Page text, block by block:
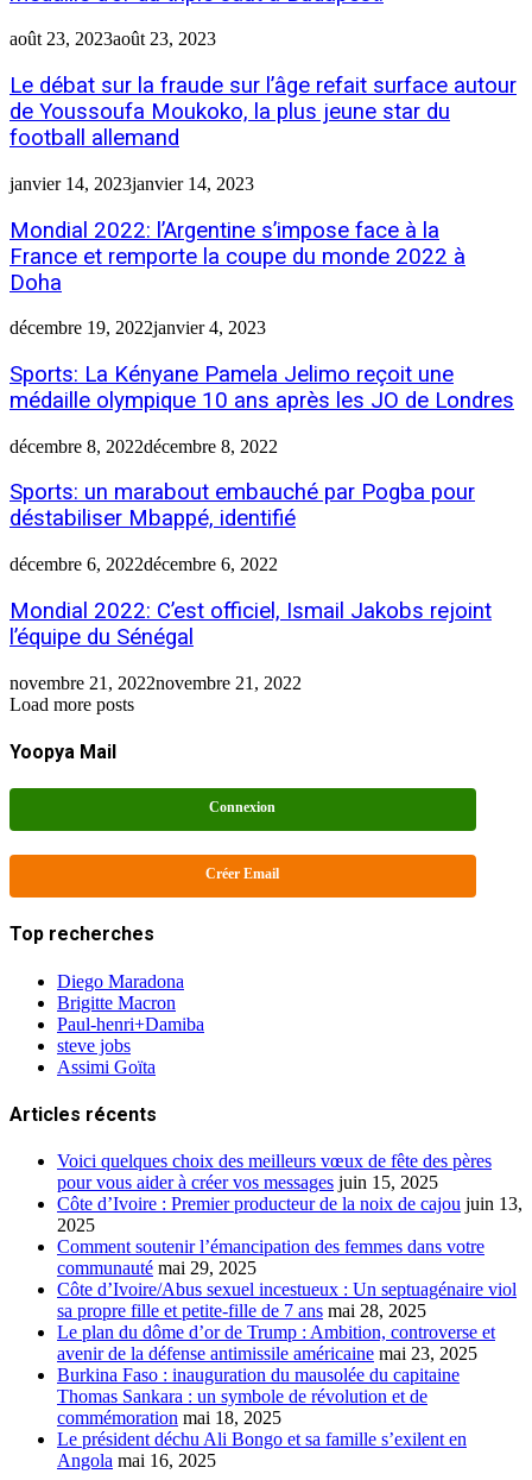
août 23, 2023août 23, 2023
Le débat sur la fraude sur l’âge refait surface autour
de Youssoufa Moukoko, la plus jeune star du
football allemand
janvier 14, 2023janvier 14, 2023
Mondial 2022: l’Argentine s’impose face à la
France et remporte la coupe du monde 2022 à
Doha
décembre 19, 2022janvier 4, 2023
Sports: La Kényane Pamela Jelimo reçoit une
médaille olympique 10 ans après les JO de Londres
décembre 8, 2022décembre 8, 2022
Sports: un marabout embauché par Pogba pour
déstabiliser Mbappé, identifié
décembre 6, 2022décembre 6, 2022
Mondial 2022: C’est officiel, Ismail Jakobs rejoint
l’équipe du Sénégal
novembre 21, 2022novembre 21, 2022
Load more posts
Yoopya Mail
Connexion
Créer Email
Top recherches
Diego Maradona
Brigitte Macron
Paul-henri+Damiba
steve jobs
Assimi Goïta
Articles récents
Voici quelques choix des meilleurs vœux de fête des pères
pour vous aider à créer vos messages juin 15, 2025
Côte d’Ivoire : Premier producteur de la noix de cajou juin 13,
2025
Comment soutenir l’émancipation des femmes dans votre
communauté mai 29, 2025
Côte d’Ivoire/Abus sexuel incestueux : Un septuagénaire viol
sa propre fille et petite-fille de 7 ans mai 28, 2025
Le plan du dôme d’or de Trump : Ambition, controverse et
avenir de la défense antimissile américaine mai 23, 2025
Burkina Faso : inauguration du mausolée du capitaine
Thomas Sankara : un symbole de révolution et de
commémoration mai 18, 2025
Le président déchu Ali Bongo et sa famille s’exilent en
Angola mai 16, 2025